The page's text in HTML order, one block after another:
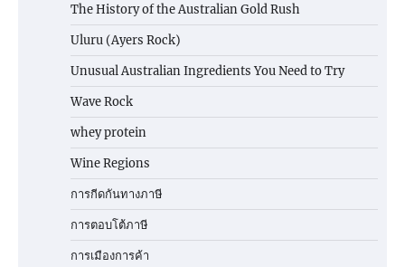
The History of the Australian Gold Rush
Uluru (Ayers Rock)
Unusual Australian Ingredients You Need to Try
Wave Rock
whey protein
Wine Regions
การกีดกันทางภาษี
การตอบโต้ภาษี
การเมืองการค้า